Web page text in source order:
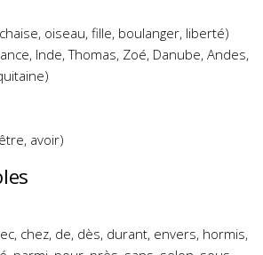
oiseau, fille, boulanger, liberté)
Inde, Thomas, Zoé, Danube, Andes,
avoir)
chez, de, dès, durant, envers, hormis,